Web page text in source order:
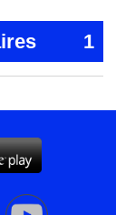
1